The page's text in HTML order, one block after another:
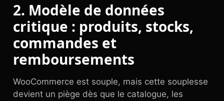
2. Modèle de données
critique : produits, stocks,
commandes et
remboursements
WooCommerce est souple, mais cette souplesse
devient un piège dès que le catalogue, les